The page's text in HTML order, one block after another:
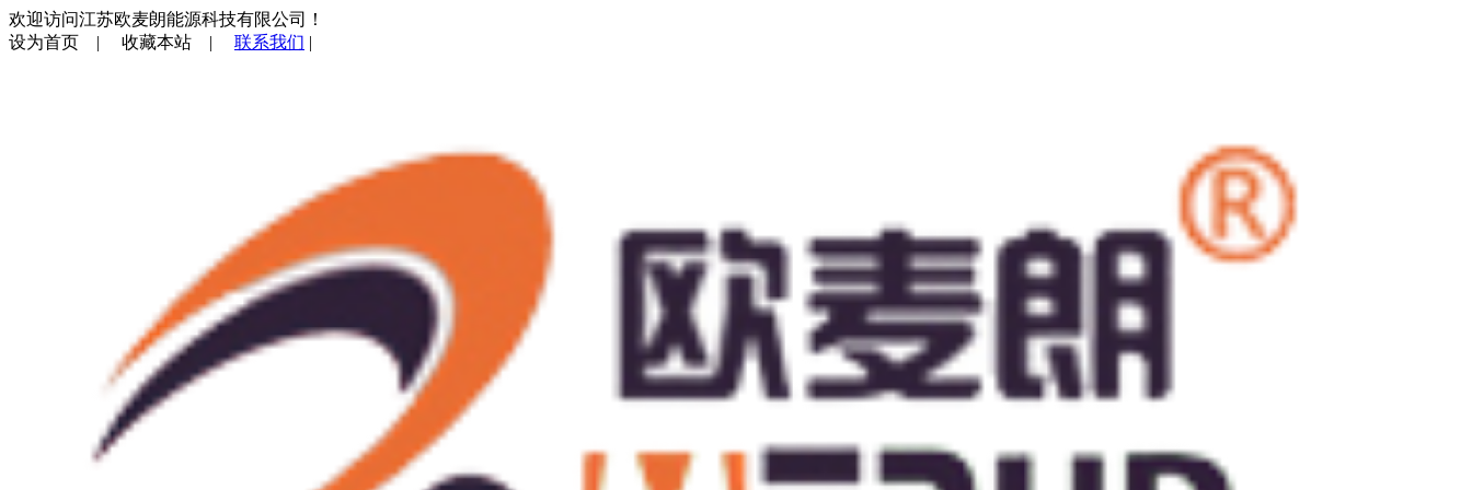
欢迎访问江苏欧麦朗能源科技有限公司！
设为首页 | 收藏本站 | 联系我们 |